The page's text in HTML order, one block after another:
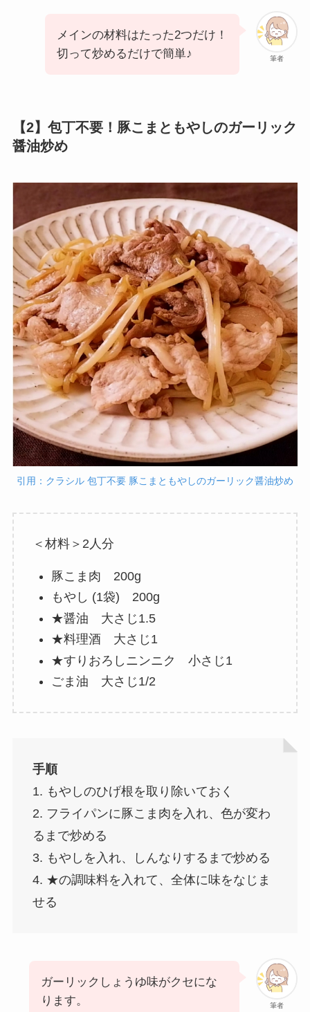
筆者
メインの材料はたった2つだけ！
切って炒めるだけで簡単♪
【2】包丁不要！豚こまともやしのガーリック
醤油炒め
引用：クラシル 包丁不要 豚こまともやしのガーリック醤油炒め
＜材料＞2人分
豚こま肉 200g
もやし (1袋) 200g
★醤油 大さじ1.5
★料理酒 大さじ1
★すりおろしニンニク 小さじ1
ごま油 大さじ1/2
手順
1. もやしのひげ根を取り除いておく
2. フライパンに豚こま肉を入れ、色が変わ
るまで炒める
3. もやしを入れ、しんなりするまで炒める
4. ★の調味料を入れて、全体に味をなじま
せる
筆者
ガーリックしょうゆ味がクセにな
ります。